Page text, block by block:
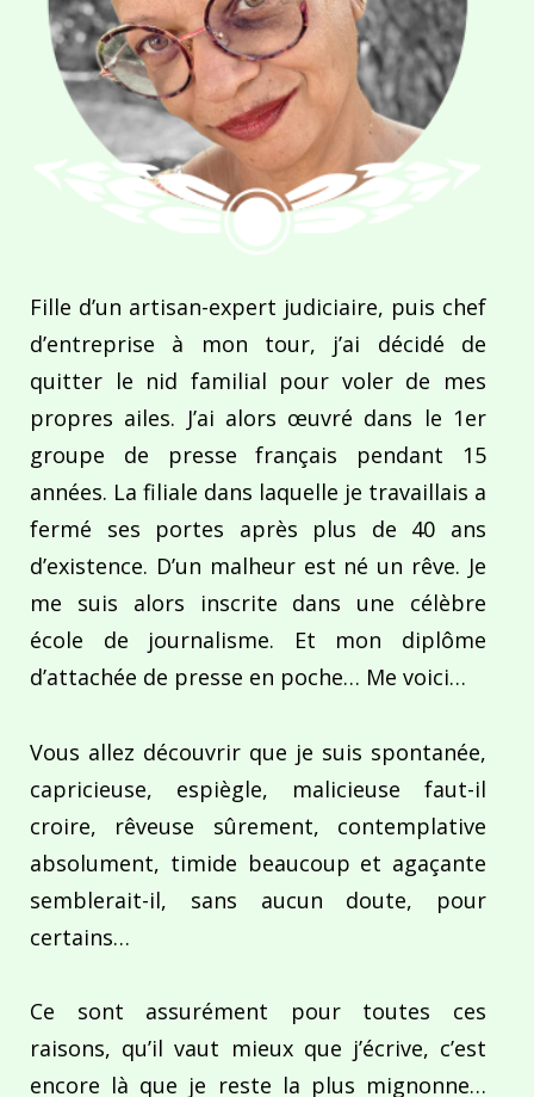
Fille d’un artisan-expert judiciaire, puis chef
d’entreprise à mon tour, j’ai décidé de
quitter le nid familial pour voler de mes
propres ailes. J’ai alors œuvré dans le 1er
groupe de presse français pendant 15
années. La filiale dans laquelle je travaillais a
fermé ses portes après plus de 40 ans
d’existence. D’un malheur est né un rêve. Je
me suis alors inscrite dans une célèbre
école de journalisme. Et mon diplôme
d’attachée de presse en poche… Me voici…
Vous allez découvrir que je suis spontanée,
capricieuse, espiègle, malicieuse faut-il
croire, rêveuse sûrement, contemplative
absolument, timide beaucoup et agaçante
semblerait-il, sans aucun doute, pour
certains…
Ce sont assurément pour toutes ces
raisons, qu’il vaut mieux que j’écrive, c’est
encore là que je reste la plus mignonne…